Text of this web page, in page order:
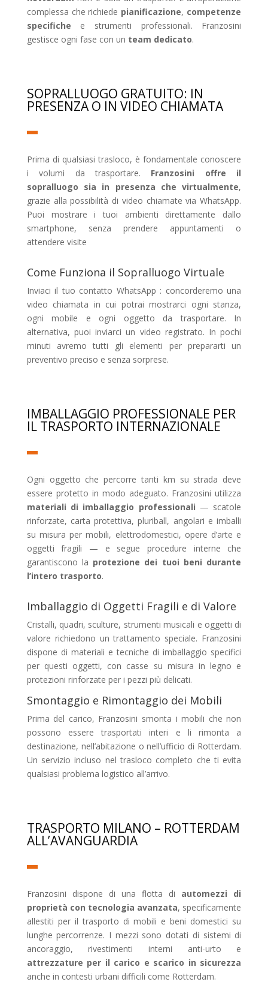
complessa che richiede pianificazione, competenze
specifiche e strumenti professionali. Franzosini
gestisce ogni fase con un team dedicato.
SOPRALLUOGO GRATUITO: IN
PRESENZA O IN VIDEO CHIAMATA
Prima di qualsiasi trasloco, è fondamentale conoscere
i volumi da trasportare. Franzosini offre il
sopralluogo sia in presenza che virtualmente,
grazie alla possibilità di video chiamate via WhatsApp.
Puoi mostrare i tuoi ambienti direttamente dallo
smartphone, senza prendere appuntamenti o
attendere visite
Come Funziona il Sopralluogo Virtuale
Inviaci il tuo contatto WhatsApp : concorderemo una
video chiamata in cui potrai mostrarci ogni stanza,
ogni mobile e ogni oggetto da trasportare. In
alternativa, puoi inviarci un video registrato. In pochi
minuti avremo tutti gli elementi per prepararti un
preventivo preciso e senza sorprese.
IMBALLAGGIO PROFESSIONALE PER
IL TRASPORTO INTERNAZIONALE
Ogni oggetto che percorre tanti km su strada deve
essere protetto in modo adeguato. Franzosini utilizza
materiali di imballaggio professionali — scatole
rinforzate, carta protettiva, pluriball, angolari e imballi
su misura per mobili, elettrodomestici, opere d’arte e
oggetti fragili — e segue procedure interne che
garantiscono la protezione dei tuoi beni durante
l’intero trasporto.
Imballaggio di Oggetti Fragili e di Valore
Cristalli, quadri, sculture, strumenti musicali e oggetti di
valore richiedono un trattamento speciale. Franzosini
dispone di materiali e tecniche di imballaggio specifici
per questi oggetti, con casse su misura in legno e
protezioni rinforzate per i pezzi più delicati.
Smontaggio e Rimontaggio dei Mobili
Prima del carico, Franzosini smonta i mobili che non
possono essere trasportati interi e li rimonta a
destinazione, nell’abitazione o nell’ufficio di Rotterdam.
Un servizio incluso nel trasloco completo che ti evita
qualsiasi problema logistico all’arrivo.
TRASPORTO MILANO – ROTTERDAM
ALL’AVANGUARDIA
Franzosini dispone di una flotta di automezzi di
proprietà con tecnologia avanzata, specificamente
allestiti per il trasporto di mobili e beni domestici su
lunghe percorrenze. I mezzi sono dotati di sistemi di
ancoraggio, rivestimenti interni anti-urto e
attrezzature per il carico e scarico in sicurezza
anche in contesti urbani difficili come Rotterdam.